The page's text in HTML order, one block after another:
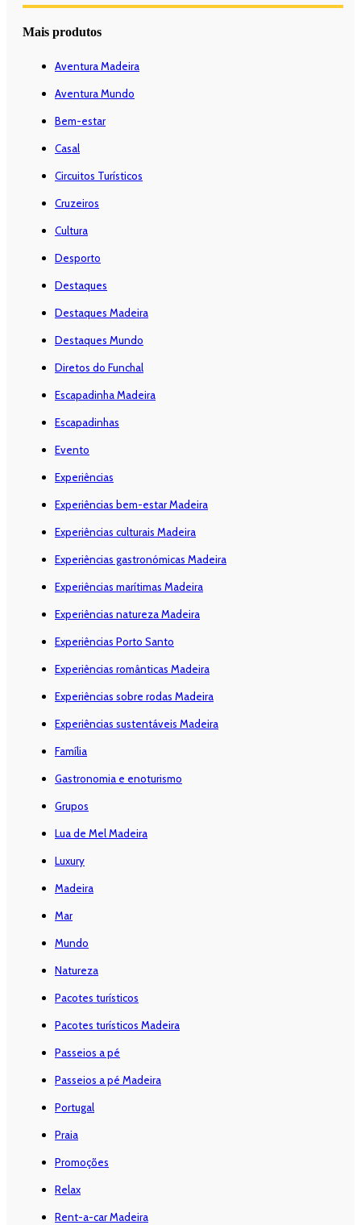
Mais produtos
Aventura Madeira
Aventura Mundo
Bem-estar
Casal
Circuitos Turísticos
Cruzeiros
Cultura
Desporto
Destaques
Destaques Madeira
Destaques Mundo
Diretos do Funchal
Escapadinha Madeira
Escapadinhas
Evento
Experiências
Experiências bem-estar Madeira
Experiências culturais Madeira
Experiências gastronómicas Madeira
Experiências marítimas Madeira
Experiências natureza Madeira
Experiências Porto Santo
Experiências românticas Madeira
Experiências sobre rodas Madeira
Experiências sustentáveis Madeira
Família
Gastronomia e enoturismo
Grupos
Lua de Mel Madeira
Luxury
Madeira
Mar
Mundo
Natureza
Pacotes turísticos
Pacotes turísticos Madeira
Passeios a pé
Passeios a pé Madeira
Portugal
Praia
Promoções
Relax
Rent-a-car Madeira